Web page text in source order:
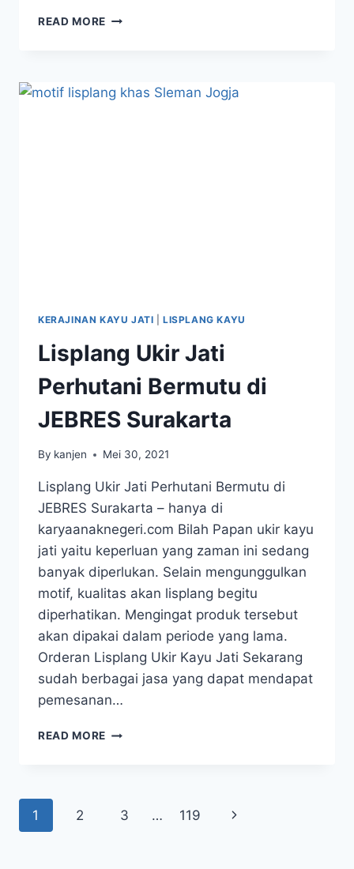
READ MORE
KERAJINAN KAYU JATI |LISPLANG KAYU
Lisplang Ukir Jati
Perhutani Bermutu di
JEBRES Surakarta
By kanjen Mei 30, 2021
Lisplang Ukir Jati Perhutani Bermutu di
JEBRES Surakarta – hanya di
karyaanaknegeri.com Bilah Papan ukir kayu
jati yaitu keperluan yang zaman ini sedang
banyak diperlukan. Selain mengunggulkan
motif, kualitas akan lisplang begitu
diperhatikan. Mengingat produk tersebut
akan dipakai dalam periode yang lama.
Orderan Lisplang Ukir Kayu Jati Sekarang
sudah berbagai jasa yang dapat mendapat
pemesanan…
READ MORE
1 2 3 … 119